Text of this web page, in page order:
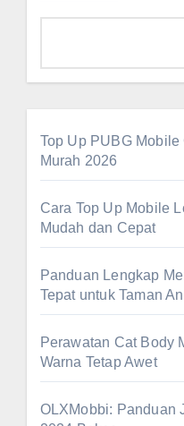
Top Up PUBG
Murah 2026
Cara Top Up Mobile
Mudah dan Cepat
Panduan Lengkap
Tepat untuk Taman
Perawatan Cat Body
Warna Tetap Awet
OLXMobbi: Panduan